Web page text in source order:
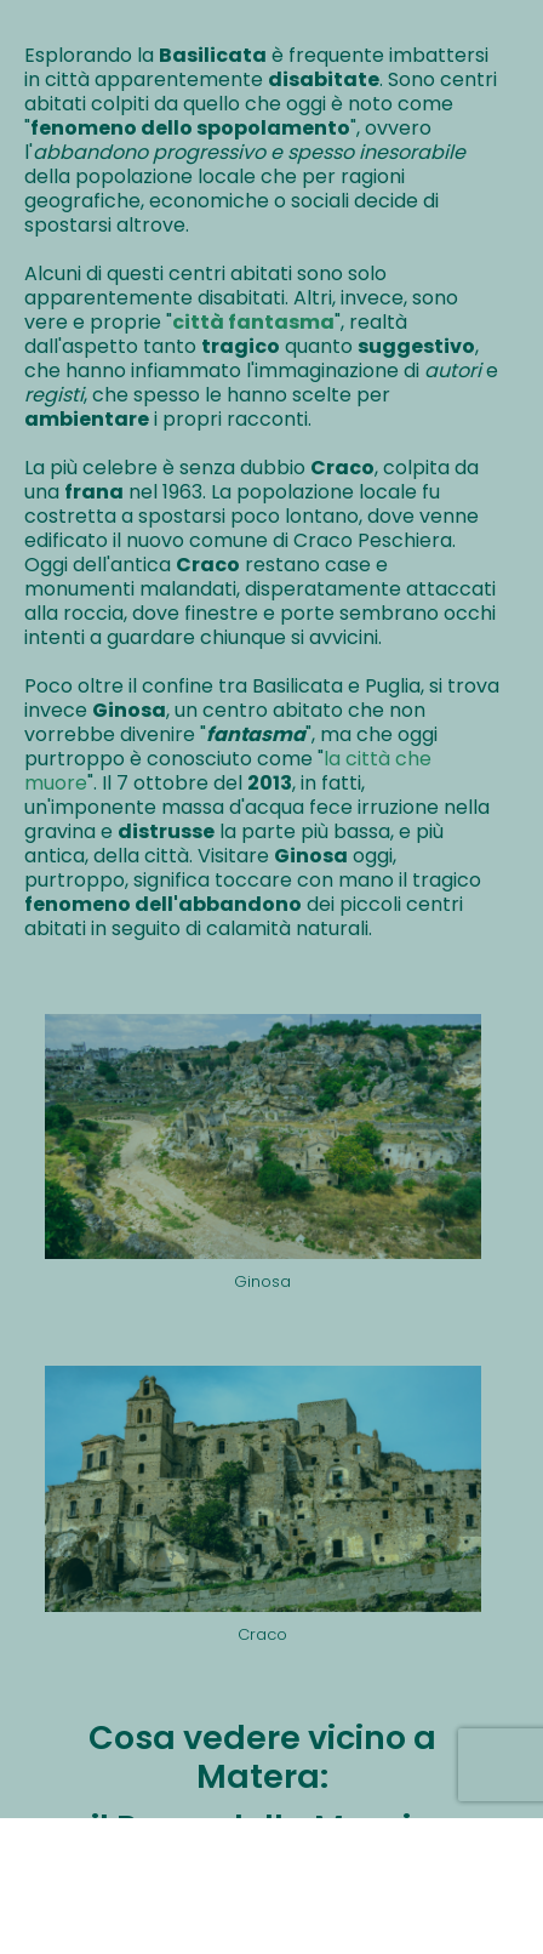
Esplorando la Basilicata è frequente imbattersi
in città apparentemente disabitate. Sono centri
abitati colpiti da quello che oggi è noto come
"fenomeno dello spopolamento", ovvero
l'abbandono progressivo e spesso inesorabile
della popolazione locale che per ragioni
geografiche, economiche o sociali decide di
spostarsi altrove.
Alcuni di questi centri abitati sono solo
apparentemente disabitati. Altri, invece, sono
vere e proprie "città fantasma", realtà
dall'aspetto tanto tragico quanto suggestivo,
che hanno infiammato l'immaginazione di autorie
registi, che spesso le hanno scelte per
ambientarei propri racconti.
La più celebre è senza dubbio Craco, colpita da
una frana nel 1963. La popolazione locale fu
costretta a spostarsi poco lontano, dove venne
edificato il nuovo comune di Craco Peschiera.
Oggi dell'antica Craco restano case e
monumenti malandati, disperatamente attaccati
alla roccia, dove finestre e porte sembrano occhi
intenti a guardare chiunque si avvicini.
Poco oltre il confine tra Basilicata e Puglia, si trova
invece Ginosa, un centro abitato che non
vorrebbe divenire "fantasma", ma che oggi
purtroppo è conosciuto come "la città che
muore". Il 7 ottobre del 2013, in fatti,
un'imponente massa d'acqua fece irruzione nella
gravina e distrusse la parte più bassa, e più
antica, della città. Visitare Ginosa oggi,
purtroppo, significa toccare con mano il tragico
fenomeno dell'abbandono dei piccoli centri
abitati in seguito di calamità naturali.
Ginosa
Craco
Cosa vedere vicino a
Matera:
il Parco della Murgia